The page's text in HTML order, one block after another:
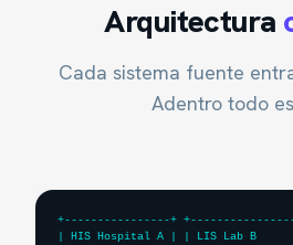
Arquitectura
Cada sistema fuente
Adentro todo es
+----------------+
| HIS Hospital A | | LIS Lab B